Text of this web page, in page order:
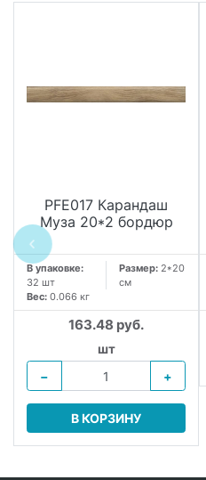
PFE017 Карандаш
Муза 20*2 бордюр
В упаковке:
32 шт
Размер: 2*20
см
Вес: 0.066 кг
163.48 руб.
шт
−
+
В КОРЗИНУ